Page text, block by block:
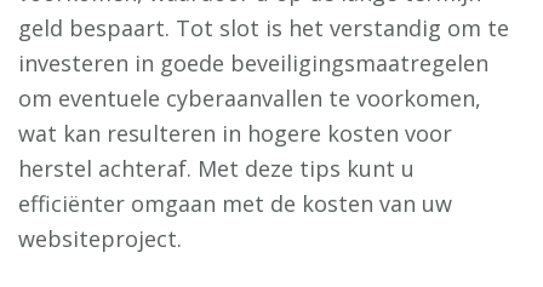
geld bespaart. Tot slot is het verstandig om te
investeren in goede beveiligingsmaatregelen
om eventuele cyberaanvallen te voorkomen,
wat kan resulteren in hogere kosten voor
herstel achteraf. Met deze tips kunt u
efficiënter omgaan met de kosten van uw
websiteproject.